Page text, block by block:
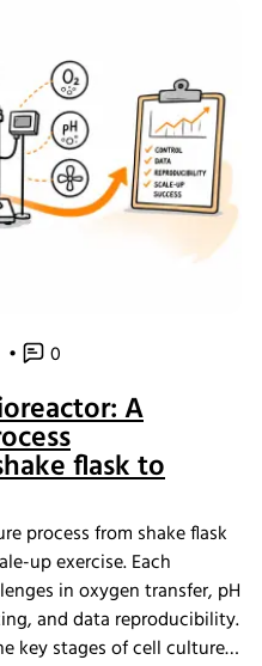
• 0
A
flask to
process from shake flask
up exercise. Each
in oxygen transfer, pH
and data reproducibility.
key stages of cell culture